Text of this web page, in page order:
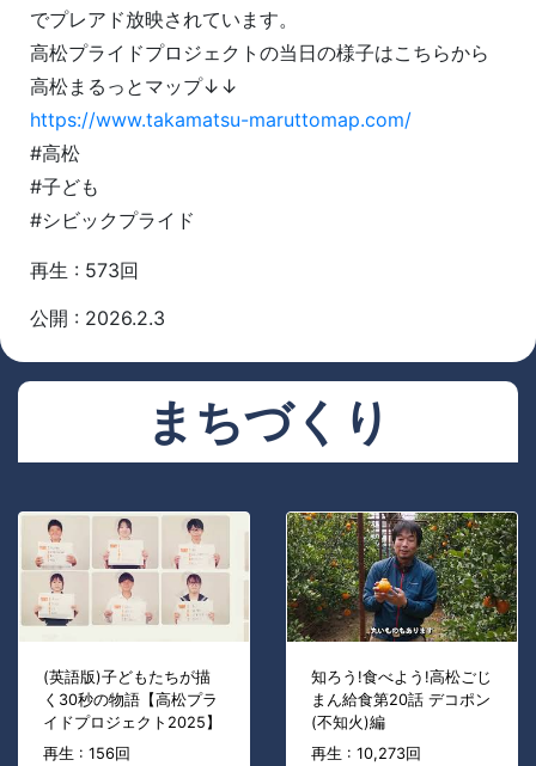
でプレアド放映されています。
高松プライドプロジェクトの当日の様子はこちらから
高松まるっとマップ↓↓
https://www.takamatsu-maruttomap.com/
#高松
#子ども
#シビックプライド
再生 : 573回
公開 : 2026.2.3
まちづくり
(英語版)子どもたちが描
く30秒の物語【高松プラ
イドプロジェクト2025】
再生 : 156回
知ろう!食べよう!高松ごじ
まん給食第20話 デコポン
(不知火)編
再生 : 10,273回